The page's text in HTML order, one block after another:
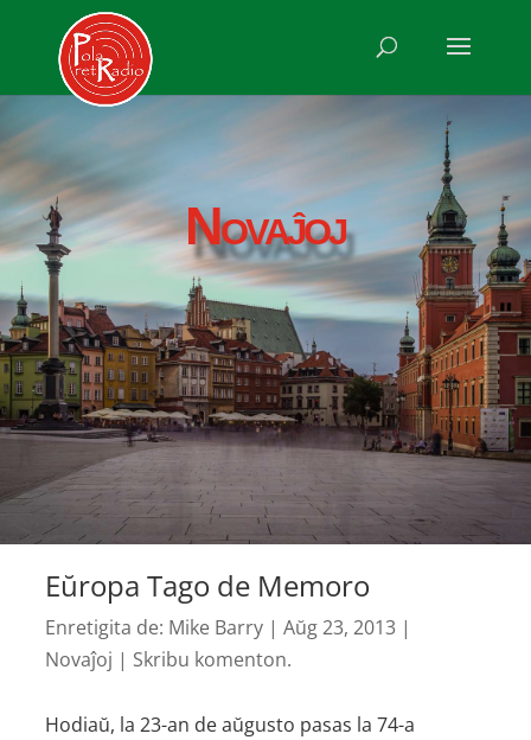
Novaĵoj
Eŭropa Tago de Memoro
Enretigita de: Mike Barry |Aŭg 23, 2013 |
Novaĵoj | Skribu komenton.
Hodiaŭ, la 23-an de aŭgusto pasas la 74-a